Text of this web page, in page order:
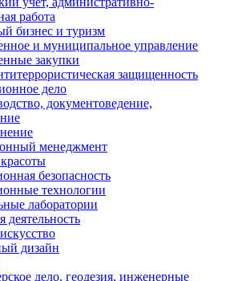
работа
бизнес и туризм
и муниципальное управление
закупки
защищенность
дело
документоведение,
менеджмент
безопасность
технологии
лаборатории
деятельность
дизайн
дело, геодезия, инженерные